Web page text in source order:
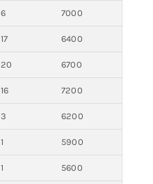
6 7000
17 6400
20 6700
16 7200
3 6200
1 5900
1 5600